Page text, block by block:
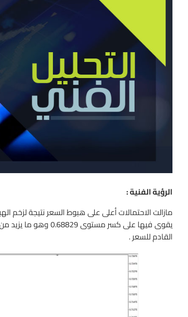
الرؤية الفنية :
مازالت الاحتمالات أعلى على هبوط السعر نتيجة
القادم للسعر .